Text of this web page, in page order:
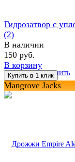
избранное сравнить
Гидрозатвор с
(2)
В наличии
150 руб.
В корзину
Mangrove Jacks